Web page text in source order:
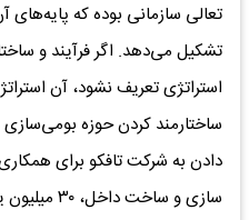
تعالی سازمانی بوده که پایه‌های
تشکیل می‌دهد. اگر فرآیند و
استراتژی تعریف نشود، آن
ساختارمند کردن حوزه
دادن به شرکت تافکو برای
سازی و